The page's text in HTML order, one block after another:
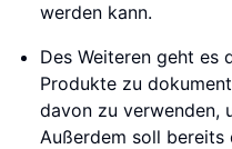
werden kann.
Des Weiteren geht es
Produkte zu
davon zu verwenden,
Außerdem soll bereits